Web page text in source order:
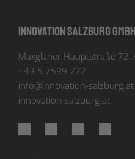
Innovation Salzburg GmbH
Maxglaner Hauptstraße 72,
+43 5 7599 722
info@innovation-salzburg.at
innovation-salzburg.at